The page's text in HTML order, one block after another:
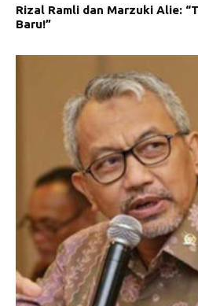
Rizal Ramli dan Marzuki Alie:
Baru!”